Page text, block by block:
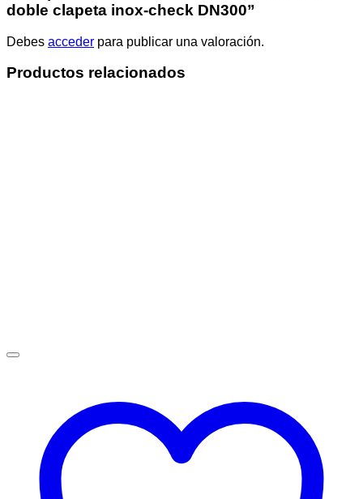
doble clapeta inox-check DN300”
Debes acceder para publicar una valoración.
Productos relacionados